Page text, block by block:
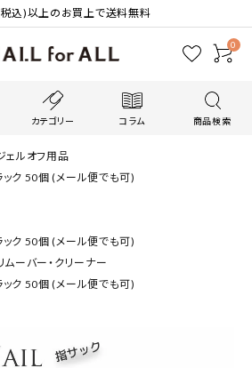
込)以上のお買上で送料無料
0
カテゴリー コラム 商品検索
ェルオフ用品
ック 50個 (メール便でも可)
ック 50個 (メール便でも可)
ムーバー・クリーナー
ック 50個 (メール便でも可)